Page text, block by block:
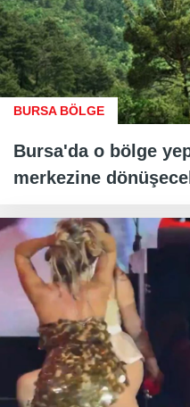
BURSA BÖLGE
Bursa'da o bölge
merkezine